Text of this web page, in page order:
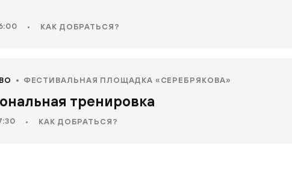
• КАК ДОБРАТЬСЯ?
ФЕСТИВАЛЬНАЯ ПЛОЩАДКА «СЕРЕБРЯКОВА»
тренировка
• КАК ДОБРАТЬСЯ?